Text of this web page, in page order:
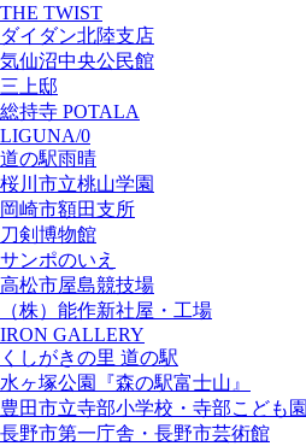
THE TWIST
ダイダン北陸支店
気仙沼中央公民館
三上邸
総持寺 POTALA
LIGUNA/0
道の駅雨晴
桜川市立桃山学園
岡崎市額田支所
刀剣博物館
サンポのいえ
高松市屋島競技場
（株）能作新社屋・工場
IRON GALLERY
くしがきの里 道の駅
水ヶ塚公園『森の駅富士山』
豊田市立寺部小学校・寺部こども園
長野市第一庁舎・長野市芸術館